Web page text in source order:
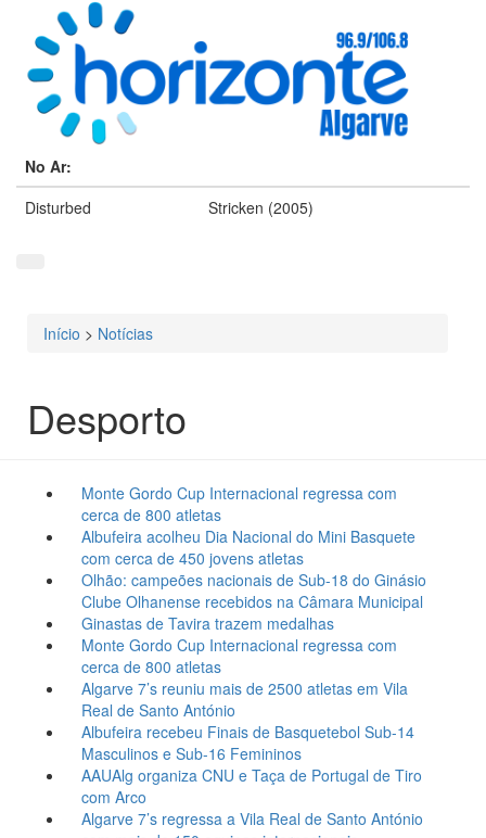
No Ar:
Disturbed
Stricken (2005)
Está aqui
Início > Notícias
Desporto
Monte Gordo Cup Internacional regressa com
cerca de 800 atletas
Albufeira acolheu Dia Nacional do Mini Basquete
com cerca de 450 jovens atletas
Olhão: campeões nacionais de Sub-18 do Ginásio
Clube Olhanense recebidos na Câmara Municipal
Ginastas de Tavira trazem medalhas
Monte Gordo Cup Internacional regressa com
cerca de 800 atletas
Algarve 7’s reuniu mais de 2500 atletas em Vila
Real de Santo António
Albufeira recebeu Finais de Basquetebol Sub-14
Masculinos e Sub-16 Femininos
AAUAlg organiza CNU e Taça de Portugal de Tiro
com Arco
Algarve 7’s regressa a Vila Real de Santo António